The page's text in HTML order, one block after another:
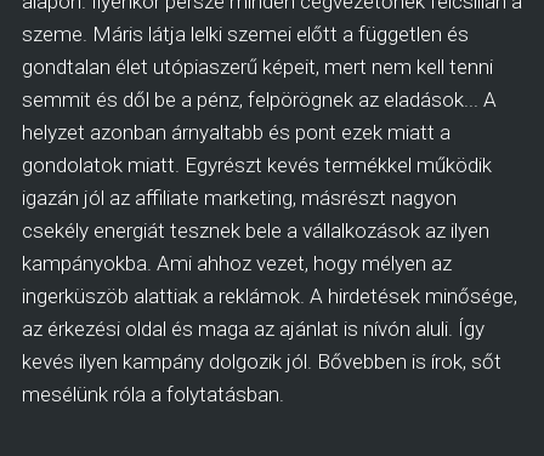
szeme. Máris látja lelki szemei előtt a független és
gondtalan élet utópiaszerű képeit, mert nem kell tenni
semmit és dől be a pénz, felpörögnek az eladások... A
helyzet azonban árnyaltabb és pont ezek miatt a
gondolatok miatt. Egyrészt kevés termékkel működik
igazán jól az affiliate marketing, másrészt nagyon
csekély energiát tesznek bele a vállalkozások az ilyen
kampányokba. Ami ahhoz vezet, hogy mélyen az
ingerküszöb alattiak a reklámok. A hirdetések minősége,
az érkezési oldal és maga az ajánlat is nívón aluli. Így
kevés ilyen kampány dolgozik jól. Bővebben is írok, sőt
mesélünk róla a folytatásban.